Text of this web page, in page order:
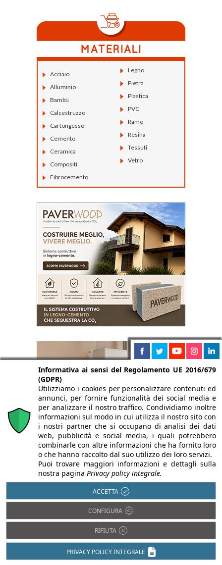
Acciaio
Alluminio
Bambù
Calcestruzzo
Cartongesso
Cemento
Ceramica
Compositi
Fibrocemento
Legno
Pietra
Plastica
PVC
Rame
Resina
Tessuti
Vetro
Informativa ai sensi del Regolamento UE 2016/679
(GDPR)
Utilizziamo i cookies per personalizzare contenuti ed
annunci, per fornire funzionalità dei social media e
per analizzare il nostro traffico. Condividiamo inoltre
informazioni sul modo in cui utilizza il nostro sito con
i nostri partner che si occupano di analisi dei dati
web, pubblicità e social media, i quali potrebbero
combinarle con altre informazioni che ha fornito loro
o che hanno raccolto dal suo utilizzo dei loro servizi.
Puoi trovare maggiori informazioni e dettagli sulla
nostra pagina Privacy policy integrale.
ACCETTA
CONFIGURA
RIFIUTA
PRIVACY POLICY INTEGRALE